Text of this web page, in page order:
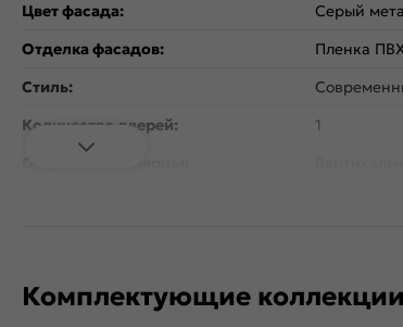
Цвет фасада:
Серый
Отделка фасадов:
Пленка
Стиль:
Количество дверей:
1
Прямые
Комплектующие